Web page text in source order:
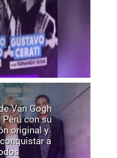
Van Gogh
Perú con su
original y
a